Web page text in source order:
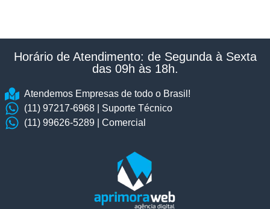
Horário de Atendimento: de Segunda à Sexta
das 09h às 18h.​
Atendemos Empresas de todo o Brasil!
(11) 97217-6968 | Suporte Técnico
(11) 99626-5289 | Comercial